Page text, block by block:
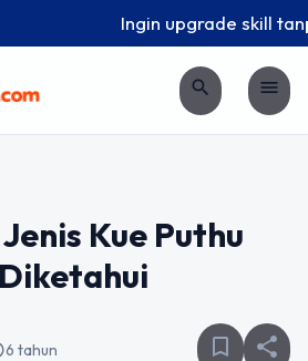
Ingin upgrade skill
search menu
Kue Puthu
6 tahun bookmark_border share